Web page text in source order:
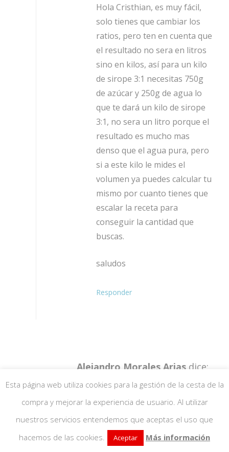
Hola Cristhian, es muy fácil,
solo tienes que cambiar los
ratios, pero ten en cuenta que
el resultado no sera en litros
sino en kilos, así para un kilo
de sirope 3:1 necesitas 750g
de azúcar y 250g de agua lo
que te dará un kilo de sirope
3:1, no sera un litro porque el
resultado es mucho mas
denso que el agua pura, pero
si a este kilo le mides el
volumen ya puedes calcular tu
mismo por cuanto tienes que
escalar la receta para
conseguir la cantidad que
buscas.
saludos
Responder
Alejandro Morales Arias dice:
28 junio, 2022 a las 8:24 am
Hola puedo usar algún
conservante para mantenerlo mas
tiempo fuera del refrigerador?
Esta página web utiliza cookies para la gestión de la cesta de la
compra y mejorar la experiencia de usuario. Al utilizar
nuestros servicios entendemos que aceptas el uso que
hacemos de las cookies.
Aceptar Más información